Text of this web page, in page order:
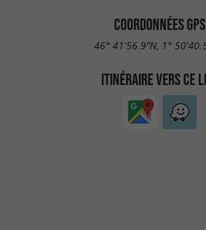
COORDONNÉES GPS
46° 41'56.9"N, 1°
ITINÉRAIRE VERS CE